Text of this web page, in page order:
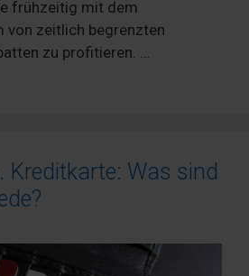
frühzeitig mit dem
von zeitlich begrenzten
zu profitieren. …
Kreditkarte: Was sind